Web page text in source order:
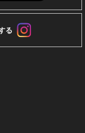
る